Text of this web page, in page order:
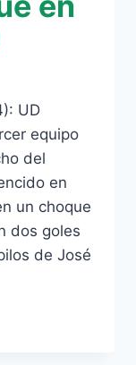
UD
equipo
del
en
un choque
dos goles
de José